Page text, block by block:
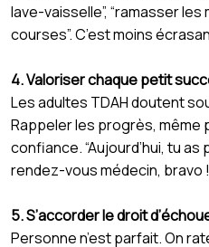
lave-vaisselle”, “ramasser les
courses”. C’est moins
4. Valoriser chaque petit
Les adultes TDAH doutent
Rappeler les progrès,
confiance. “Aujourd’hui, tu
rendez-vous médecin, bravo
5. S’accorder le droit
Personne n’est parfait. On